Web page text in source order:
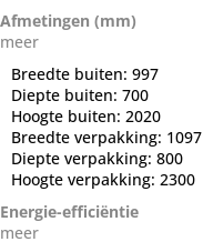
Afmetingen (mm)
meer
Breedte buiten: 997
Diepte buiten: 700
Hoogte buiten: 2020
Breedte verpakking: 1097
Diepte verpakking: 800
Hoogte verpakking: 2300
Energie-efficiëntie
meer